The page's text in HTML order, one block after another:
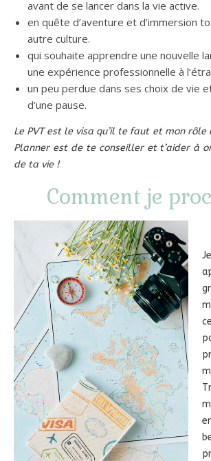
avant de se lancer dans la vie active.
en quête d’aventure et d’immersion
autre culture.
qui souhaite apprendre une nouvelle
une expérience professionnelle à
un peu perdue dans ses choix de vie
d’une pause.
Le PVT est le visa qu’il te faut et mon
Planner est de te conseiller et t’aider à
de ta vie !
Comment je